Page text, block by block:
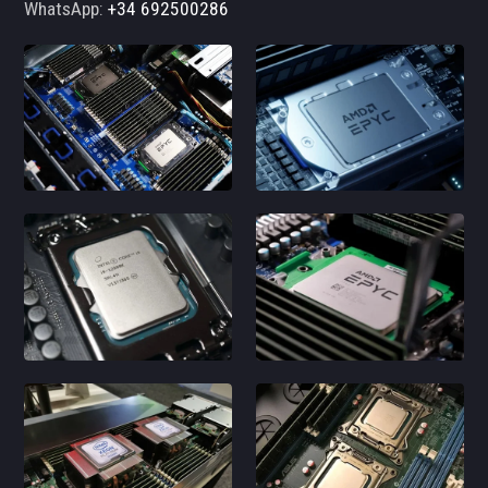
WhatsApp:+34 692500286